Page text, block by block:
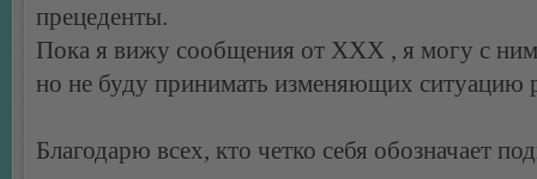
прецеденты.
Пока я вижу сообщения от ХХХ , я могу с
но не буду принимать изменяющих ситуацию
Благодарю всех, кто четко себя обозначает